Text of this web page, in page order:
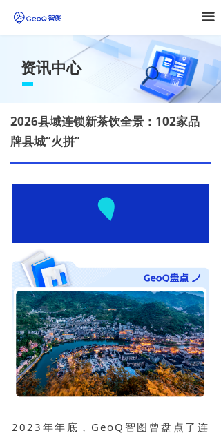
끀
2026县域连锁新茶饮全景：102家品
牌县城“火拼”
2023年年底，GeoQ智图曾盘点了连
资讯中心